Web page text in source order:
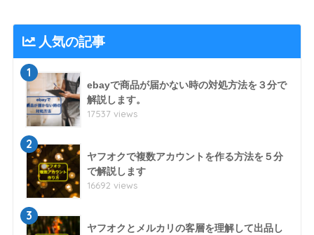
人気の記事
1
ebayで商品が届かない時の対処方法を３分で
解説します。
17537 views
2
ヤフオクで複数アカウントを作る方法を５分
で解説します
16692 views
3
ヤフオクとメルカリの客層を理解して出品し